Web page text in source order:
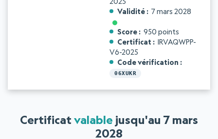
Validité
7 mars 2028
Score
950 points
Certificat
IRVAQWPP-
V6-2025
Code vérification
06XUKR
Certificat valable jusqu'au 7 mars
2028